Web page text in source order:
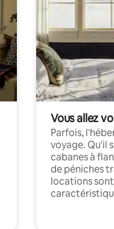
Vous allez
Parfois,
voyage. Qu'il
cabanes à
de péniches
locations